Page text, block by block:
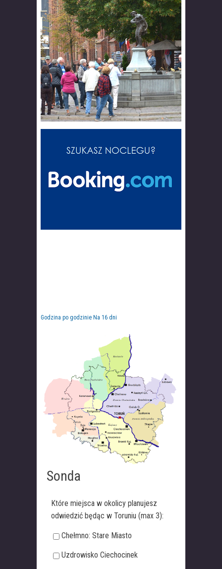
Godzina po godzinie Na 16 dni
Sonda
Które miejsca w okolicy planujesz
odwiedzić będąc w Toruniu (max 3):
Chełmno: Stare Miasto
Uzdrowisko Ciechocinek